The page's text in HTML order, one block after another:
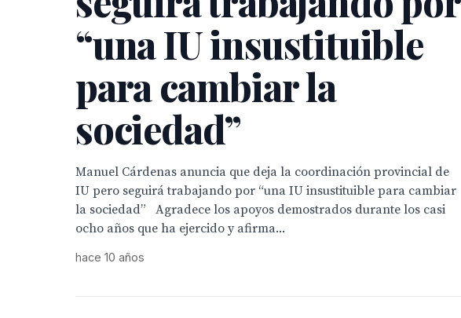
“una IU insustituible
para cambiar la
sociedad”
Manuel Cárdenas anuncia que deja la coordinación provincial de
IU pero seguirá trabajando por “una IU insustituible para cambiar
la sociedad” Agradece los apoyos demostrados durante los casi
ocho años que ha ejercido y afirma...
hace 10 años